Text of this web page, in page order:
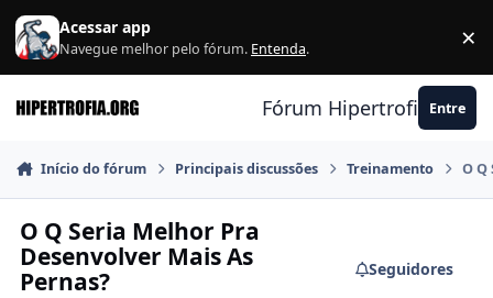
Ir para conteúdo
Acessar app
Navegue melhor pelo fórum. Entenda. ×
Fórum Hipertrofia.org
Entre
Início do fórum Principais discussões Treinamento O
O Q Seria Melhor Pra
Desenvolver Mais As
Pernas?
Seguidores